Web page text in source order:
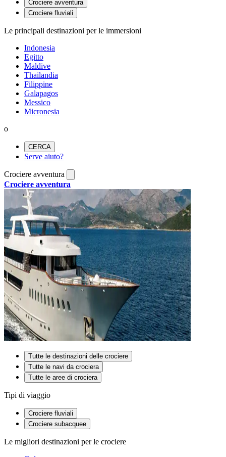
Crociere avventura
Crociere fluviali
Le principali destinazioni per le immersioni
Indonesia
Egitto
Maldive
Thailandia
Filippine
Galapagos
Messico
Micronesia
o
CERCA
Serve aiuto?
Crociere avventura
Crociere avventura
Tutte le destinazioni delle crociere
Tutte le navi da crociera
Tutte le aree di crociera
Tipi di viaggio
Crociere fluviali
Crociere subacquee
Le migliori destinazioni per le crociere